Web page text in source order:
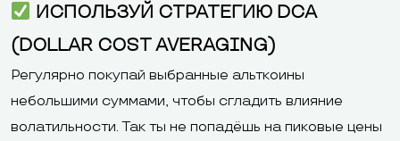
ИСПОЛЬЗУЙ СТРАТЕГИЮ DCA
(DOLLAR COST AVERAGING)
Регулярно покупай выбранные альткоины
небольшими суммами, чтобы сгладить влияние
волатильности. Так ты не попадёшь на пиковые цены